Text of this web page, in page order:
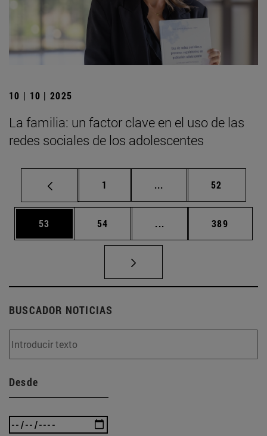
10 | 10 | 2025
La familia: un factor clave en el uso de las
redes sociales de los adolescentes
Página
1 ... Páginas intermedias
Página
52
Página
53 Página
54 ... Páginas intermedias
Página
389
BUSCADOR NOTICIAS
Desde